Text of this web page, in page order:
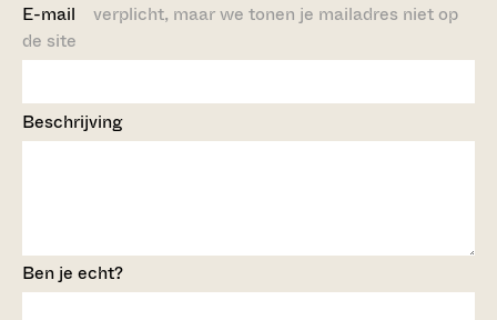
E-mail verplicht, maar we tonen je mailadres niet op
de site
Beschrijving
Ben je echt?